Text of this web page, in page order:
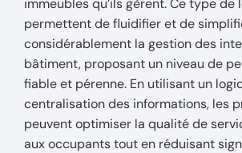
immeubles qu’ils gèrent. Ce type de
permettent de fluidifier et de
considérablement la gestion des
bâtiment, proposant un niveau de
fiable et pérenne. En utilisant un
centralisation des informations, les
peuvent optimiser la qualité de
aux occupants tout en réduisant